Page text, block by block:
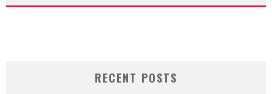
RECENT POSTS